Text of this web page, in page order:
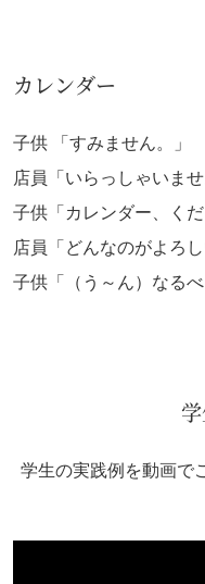
カレンダー
子供 「すみません。」
店員「いらっしゃいませ
子供「カレンダー、くだ
店員「どんなのがよろ
子供「（う～ん）なる
学生の実践例を動画で